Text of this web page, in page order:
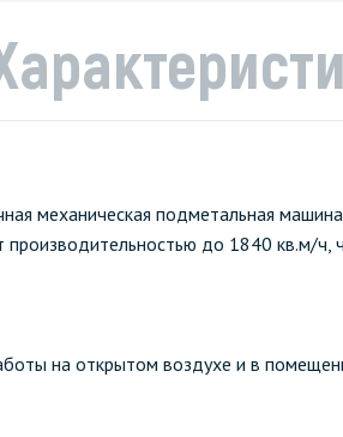
механическая подметальная
производительностью до 1840 кв.м/
на открытом воздухе и в